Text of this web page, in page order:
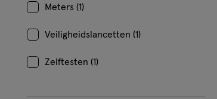
Meters (1)
Veiligheidslancetten (1)
Zelftesten (1)